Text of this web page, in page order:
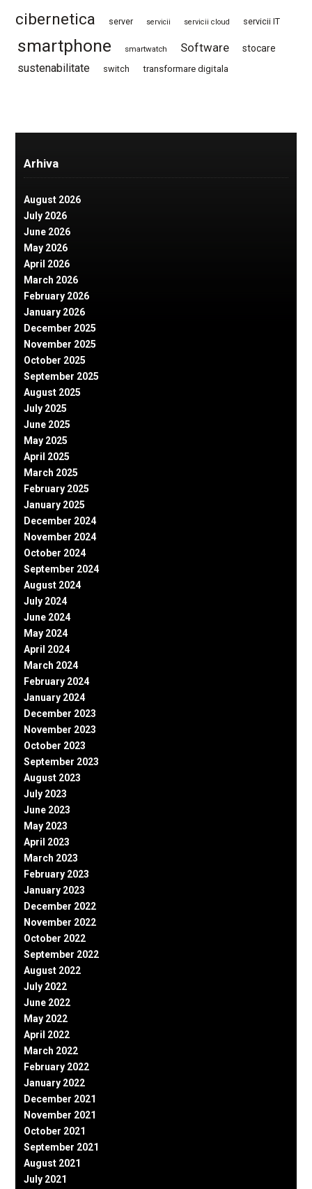
cibernetica
server servicii servicii cloud servicii IT
smartphone smartwatch Software stocare
sustenabilitate switch transformare digitala
Arhiva
August 2026
July 2026
June 2026
May 2026
April 2026
March 2026
February 2026
January 2026
December 2025
November 2025
October 2025
September 2025
August 2025
July 2025
June 2025
May 2025
April 2025
March 2025
February 2025
January 2025
December 2024
November 2024
October 2024
September 2024
August 2024
July 2024
June 2024
May 2024
April 2024
March 2024
February 2024
January 2024
December 2023
November 2023
October 2023
September 2023
August 2023
July 2023
June 2023
May 2023
April 2023
March 2023
February 2023
January 2023
December 2022
November 2022
October 2022
September 2022
August 2022
July 2022
June 2022
May 2022
April 2022
March 2022
February 2022
January 2022
December 2021
November 2021
October 2021
September 2021
August 2021
July 2021